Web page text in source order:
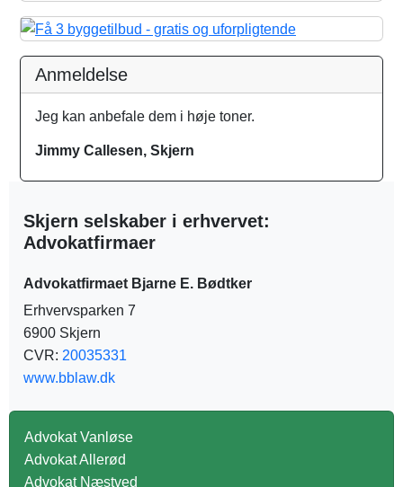
Anmeldelse
Jeg kan anbefale dem i høje toner.
Jimmy Callesen, Skjern
Skjern selskaber i erhvervet:
Advokatfirmaer
Advokatfirmaet Bjarne E. Bødtker
Erhvervsparken 7
6900 Skjern
CVR: 20035331
www.bblaw.dk
Advokat Vanløse
Advokat Allerød
Advokat Næstved